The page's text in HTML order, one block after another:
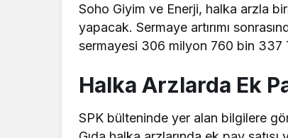
Soho Giyim ve Enerji, halka arzla
yapacak. Sermaye artırımı
sermayesi 306 milyon 760 bin 337
Halka Arzlarda Ek
SPK bülteninde yer alan bilgilere